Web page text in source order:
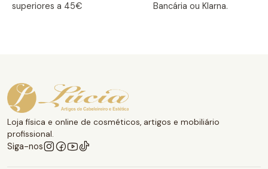
superiores a 45€
Bancária ou Klarna.
Loja física e online de cosméticos, artigos e mobiliário
profissional.
Siga-nos